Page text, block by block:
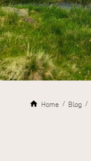
Home Blog